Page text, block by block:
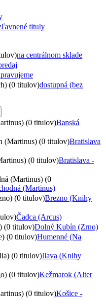
tituly
na centrálnom sklade
(0 titulov)dostupná (bez
(0 titulov)Banská
(Martinus) (0 titulov)Bratislava
(0 titulov)Bratislava -
(Martinus) (0
(Martinus)
(0 titulov)Brezno (Knihy
Čadca (Arcus)
(0 titulov)Dolný Kubín (Zrno)
(0 titulov)Humenné (Na
(0 titulov)Ilava (Knihy
(0 titulov)Kežmarok (Alter
(0 titulov)Košice -